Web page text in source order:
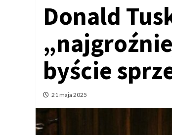
Donald
byście
21 maja 2025